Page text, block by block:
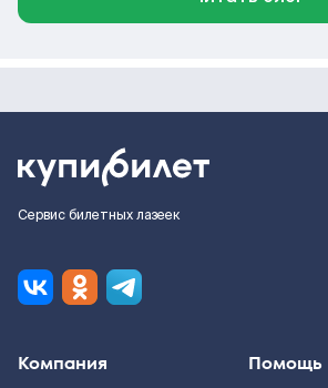
Сервис билетных лазеек
Компания Помощь